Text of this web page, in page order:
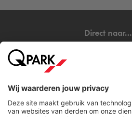
Direct naar...
Download